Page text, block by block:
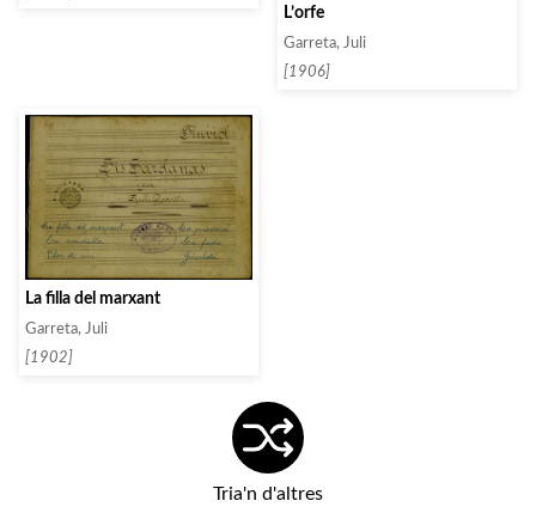
L’orfe
Garreta, Juli
[1906]
La filla del marxant
Garreta, Juli
[1902]
Tria'n d'altres